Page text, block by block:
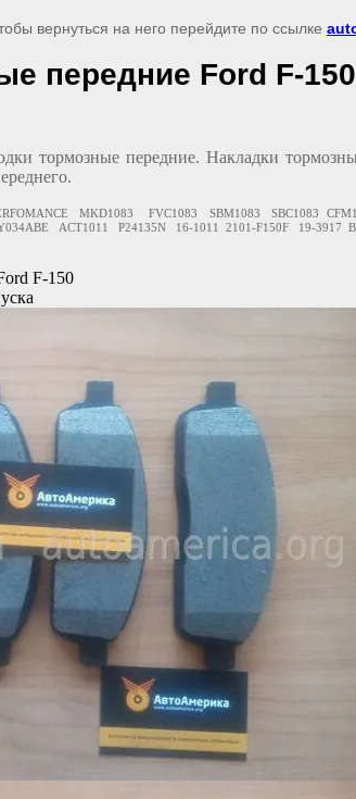
вернуться на него перейдите по ссылке
передние Ford F-
тормозные передние. Накладки
MKD1083
FVC1083 SBM1083 SBC1083
ACT1011 P24135N 16-1011 2101-F150F 19-3917
F-150